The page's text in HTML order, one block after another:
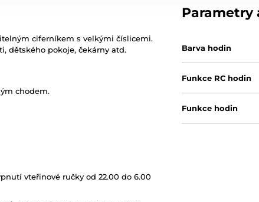
ciferníkem s velkými číslicemi.
dětského pokoje, čekárny atd.
chodem.
vteřinové ručky od 22.00 do 6.00
Parametry
Barva hodin
Funkce RC hodin
Funkce hodin